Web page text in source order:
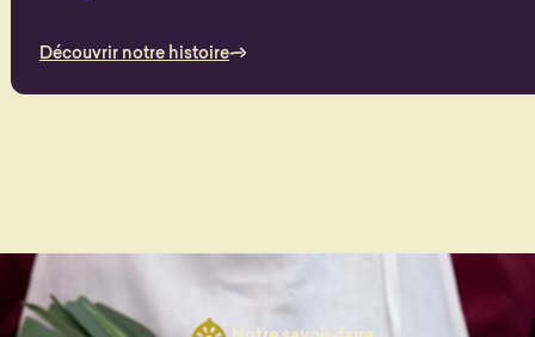
Découvrir notre histoire